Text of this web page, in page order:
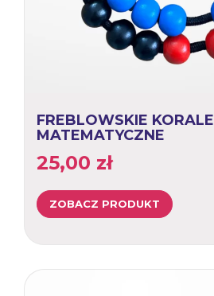
FREBLOWSKIE KORALE
MATEMATYCZNE
25,00 zł
ZOBACZ PRODUKT